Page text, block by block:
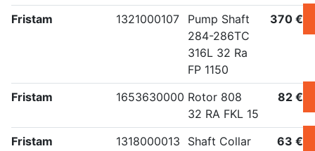
Fristam 1321000107
Pump Shaft
284-286TC
316L 32 Ra
FP 1150
370 €
Fristam 1653630000 Rotor 808
32 RA FKL 15
82 €
Fristam 1318000013
Shaft Collar
63 €